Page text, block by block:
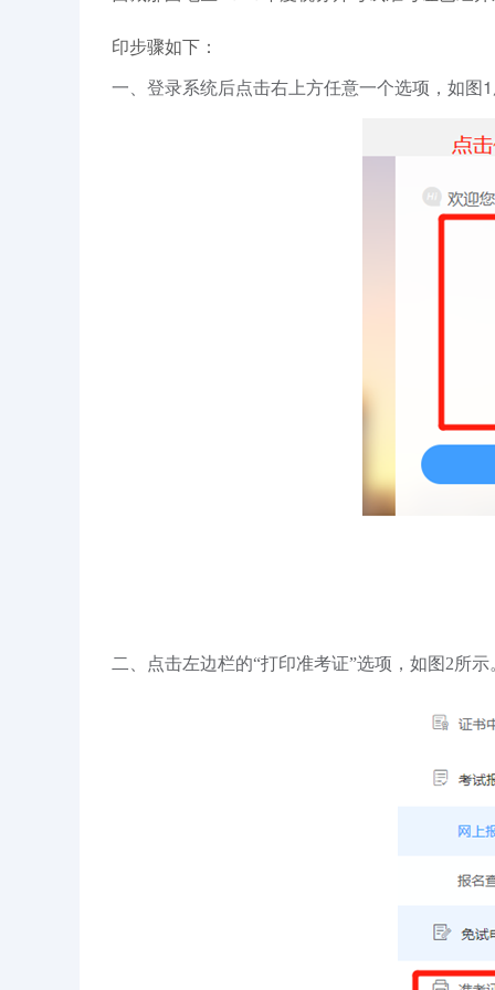
印步骤如下：
一、登录系统后点击右上方任意一个选项，如图
二、点击左边栏的“打印准考证”选项，如图2所示